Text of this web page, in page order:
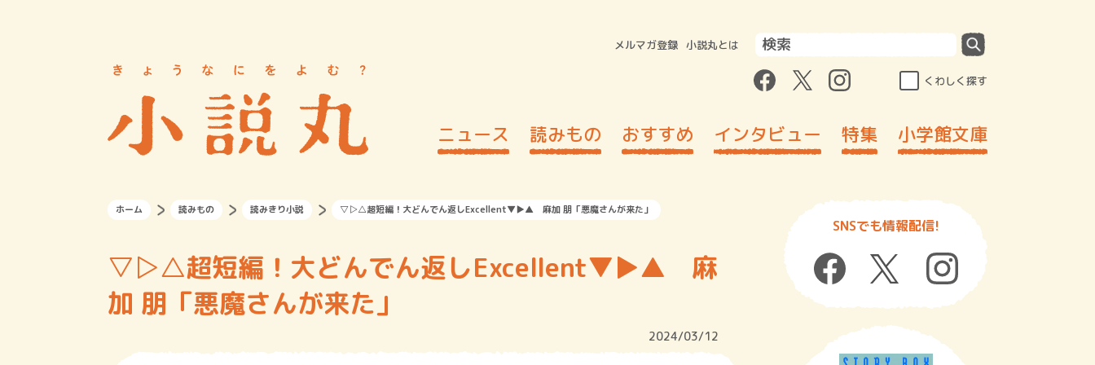
メルマガ登録 小説丸とは
くわしく探す
ニュース 読みもの おすすめ インタビュー 特集 小学館文庫
ホーム 読みもの 読みきり小説 ▽▷△超短編！大どんでん返しExcellent▼▶︎▲ 麻加 朋「悪魔さんが来た」
▽▷△超短編！大どんでん返しExcellent▼▶︎▲ 麻
加 朋「悪魔さんが来た」
2024/03/12
SNSでも情報配信!